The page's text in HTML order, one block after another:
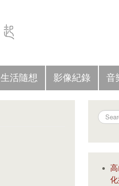
生活隨想 影像紀錄 音
Search
化